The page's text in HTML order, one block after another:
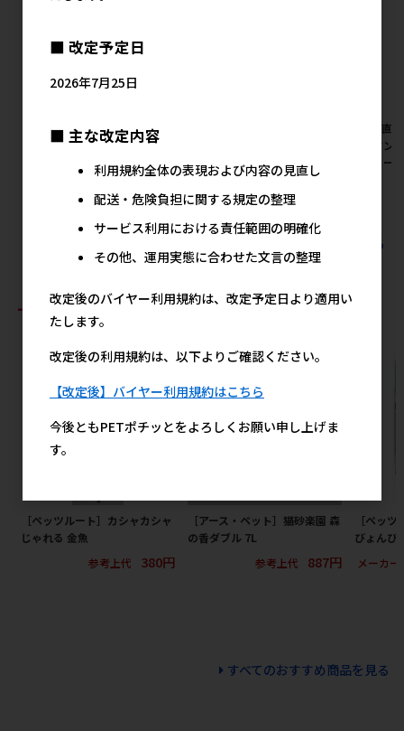
[市瀬(直送)]ハチコウ クラフ
ツメン 電動爪やすり用ヘッド
セット ※メーカー直送
2,634円
ー直送
13,300円
[市瀬(直
ンスタン
メーカー
すべての市瀬(直送)の人気商品を見る
おすすめ商品
［ペッツルート］カシャカシャ
じゃれる 金魚
参考上代
380円
［アース・ペット］猫砂楽園 森
の香ダブル 7L
参考上代
887円
［ペッ
びょんび
メーカ
すべてのおすすめ商品を見る
■ 改定予定日
2026年7月25日
■ 主な改定内容
利用規約全体の表現および内容の見直し
配送・危険負担に関する規定の整理
サービス利用における責任範囲の明確化
その他、運用実態に合わせた文言の整理
改定後のバイヤー利用規約は、改定予定日より適用い
たします。
改定後の利用規約は、以下よりご確認ください。
【改定後】バイヤー利用規約はこちら
今後ともPETポチッとをよろしくお願い申し上げま
す。